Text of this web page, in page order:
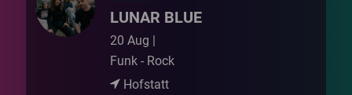
LUNAR BLUE
20 Aug |
Funk - Rock
Hofstatt